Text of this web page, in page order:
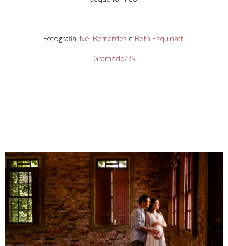
Fotografia :Nei Bernardes e Beth Esquinatti
Gramado/RS